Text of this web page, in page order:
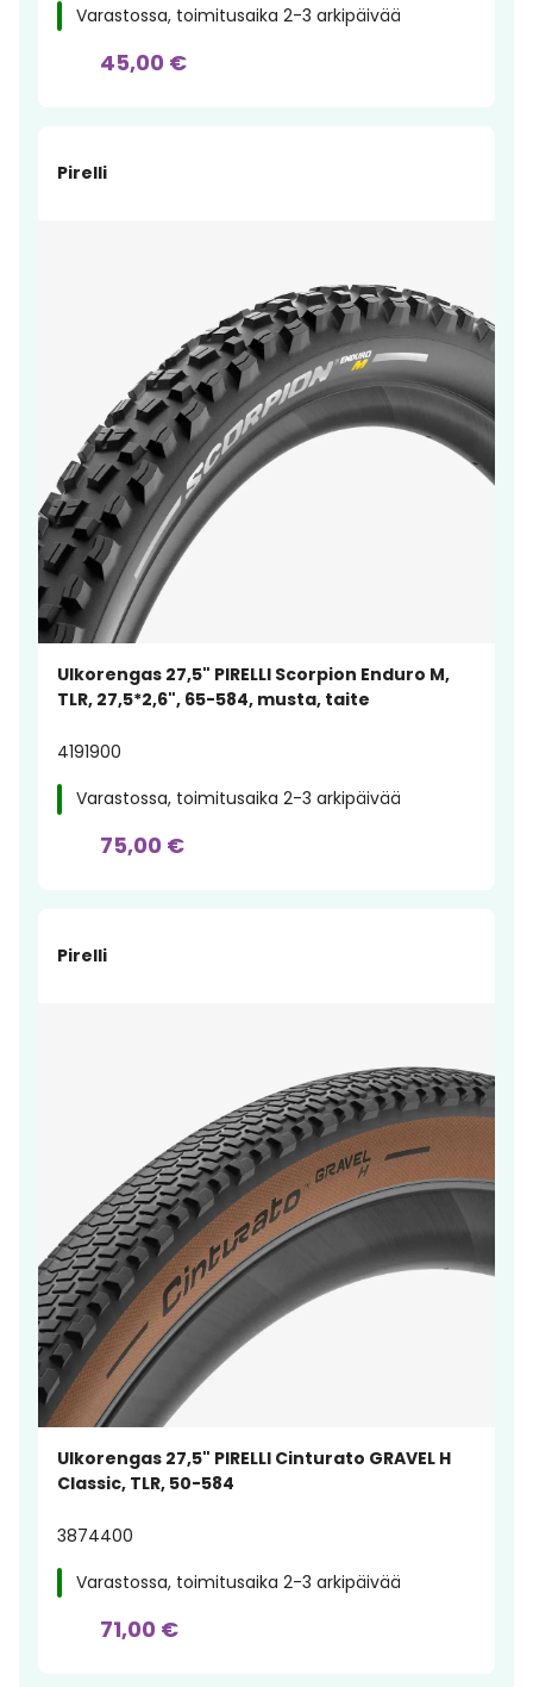
Varastossa, toimitusaika 2-3 arkipäivää
45,00 €
Pirelli
Ulkorengas 27,5" PIRELLI Scorpion Enduro M,
TLR, 27,5*2,6", 65-584, musta, taite
4191900
Varastossa, toimitusaika 2-3 arkipäivää
75,00 €
Pirelli
Ulkorengas 27,5" PIRELLI Cinturato GRAVEL H
Classic, TLR, 50-584
3874400
Varastossa, toimitusaika 2-3 arkipäivää
71,00 €